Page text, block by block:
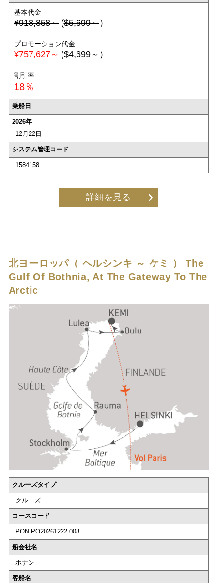
基本代金
¥918,858～ ($5,699～）
プロモーション代金
¥757,627～ ($4,699～）
割引率
18％
乗船日
2026年
12月22日
システム管理コード
1584158
詳細を見る
北ヨーロッパ（ ヘルシンキ ～ ケミ ）The
Gulf Of Bothnia, At The Gateway To The
Arctic
クルーズタイプ
クルーズ
コースコード
PON-PO20261222-008
船会社名
ポナン
客船名